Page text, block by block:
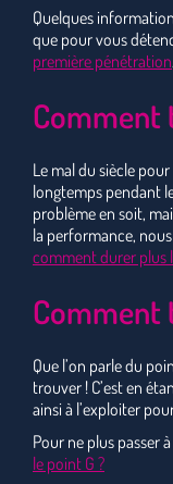
Quelques
que pour vous
première pénétration
Comment
Le mal du siècle
longtemps pendant
problème en soit,
la performance,
comment durer plus
Comment
Que l’on parle du
trouver ! C’est en
ainsi à l’exploiter
Pour ne plus passer
le point G ?